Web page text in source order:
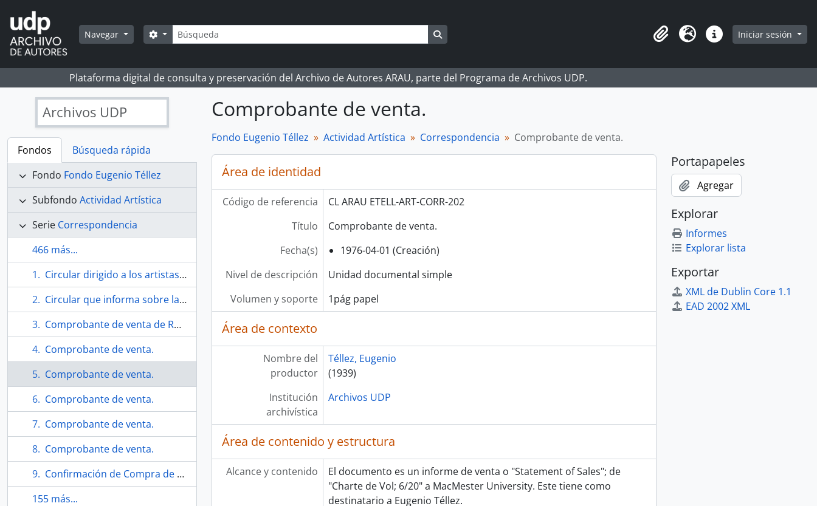
Skip to main content
Navegar Búsqueda
Search options
Portapapeles
Idioma Enlaces rápidos
Iniciar sesión
Plataforma digital de consulta y preservación del Archivo de Autores ARAU, parte del Programa de Archivos UDP.
Archivos UDP
Fondos
Búsqueda rápida
Fondo Fondo Eugenio Téllez
Subfondo Actividad Artística
Serie Correspondencia
466 más...
Circular dirigido a los artistas explicando el objetivo del Museo Internacional de la resistencia Salvador Allende
Circular que informa sobre las actividades del Museo Internacional Salvador Allende
Comprobante de venta de Robyn Michie para Téllez.
Comprobante de venta.
Comprobante de venta.
Comprobante de venta.
Comprobante de venta.
Comprobante de venta.
Confirmación de Compra de obra de Téllez.
155 más...
Comprobante de venta.
Fondo Eugenio Téllez Actividad Artística Correspondencia Comprobante de venta.
Área de identidad
Código de referencia
CL ARAU ETELL-ART-CORR-202
Título
Comprobante de venta.
Fecha(s)
1976-04-01 (Creación)
Nivel de descripción
Unidad documental simple
Volumen y soporte
1pág papel
Área de contexto
Nombre del
productor
Téllez, Eugenio
(1939)
Institución
archivística
Archivos UDP
Área de contenido y estructura
Alcance y contenido
El documento es un informe de venta o "Statement of Sales"; de
"Charte de Vol; 6/20" a MacMester University. Este tiene como
destinatario a Eugenio Téllez.
Portapapeles
Agregar
Explorar
Informes
Explorar lista
Exportar
XML de Dublin Core 1.1
EAD 2002 XML